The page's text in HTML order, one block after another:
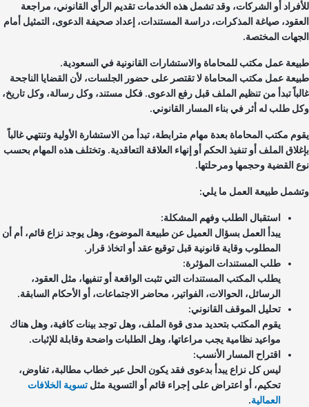
أو الشركات، وقد تشمل هذه الخدمات تقديم الرأي القانوني، مراجعة
صياغة المذكرات، دراسة المستندات، إعداد صحيفة الدعوى، التمثيل أمام
المختصة.
عمل مكتب للمحاماة والاستشارات القانونية في السعودية.
عمل مكتب المحاماة لا تقتصر على حضور الجلسات، لأن القضايا الناجحة
تبدأ من تنظيم الملف قبل رفع الدعوى. فكل مستند، وكل رسالة، وكل تاريخ،
طلب له أثر في بناء المسار القانوني.
مكتب المحاماة بعدة مهام مترابطة، تبدأ من الاستشارة الأولية وتنتهي غالباً
الملف أو تنفيذ الحكم أو إنهاء العلاقة التعاقدية. وتختلف هذه المهام بحسب
القضية وحجمها ومرحلتها.
طبيعة العمل ما يلي:
استقبال الطلب وفهم المشكلة:
يبدأ العمل بسؤال العميل عن طبيعة الموضوع، وهل يوجد نزاع قائم، أم أن
المطلوب وقاية قانونية قبل توقيع عقد أو اتخاذ قرار.
طلب المستندات المؤثرة:
يطلب المكتب المستندات التي تثبت الواقعة أو تنفيها، مثل العقود،
الرسائل، الحوالات، الفواتير، محاضر الاجتماعات، أو الأحكام السابقة.
تحليل الموقف القانوني:
يقوم المكتب بتحديد مدى قوة الملف، وهل توجد بينات كافية، وهل هناك
مواعيد نظامية يجب مراعاتها، وهل الطلبات واضحة وقابلة للإثبات.
اقتراح المسار الأنسب:
ليس كل نزاع يبدأ بدعوى فقد يكون الحل عبر خطاب مطالبة، تفاوض،
تحكيم، أو اعتراض على إجراء قائم أو التسوية مثلتسوية الخلافات
العمالية.